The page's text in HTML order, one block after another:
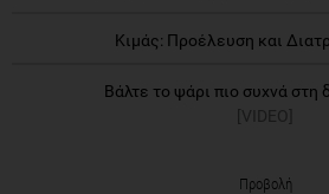
Κιμάς: Προέλευση και
Βάλτε το ψάρι πιο συχνά στη
[VIDEO]
Προβολή